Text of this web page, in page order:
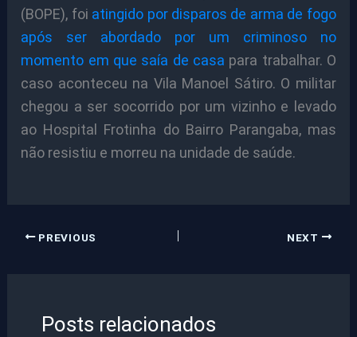
(BOPE), foi atingido por disparos de arma de fogo
após ser abordado por um criminoso no
momento em que saía de casa para trabalhar. O
caso aconteceu na Vila Manoel Sátiro. O militar
chegou a ser socorrido por um vizinho e levado
ao Hospital Frotinha do Bairro Parangaba, mas
não resistiu e morreu na unidade de saúde.
PREVIOUS NEXT
Posts relacionados